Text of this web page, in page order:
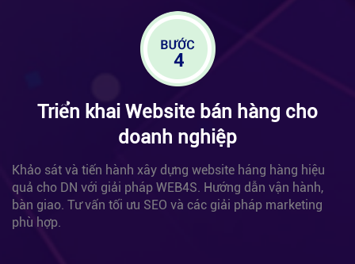
Triển khai Website bán hàng cho
doanh nghiệp
Khảo sát và tiến hành xây dựng website háng hàng hiệu
quả cho DN với giải pháp WEB4S. Hướng dẫn vận hành,
bàn giao. Tư vấn tối ưu SEO và các giải pháp marketing
phù hợp.